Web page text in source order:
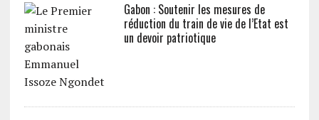
Gabon : Soutenir les mesures de
réduction du train de vie de l’Etat est
un devoir patriotique